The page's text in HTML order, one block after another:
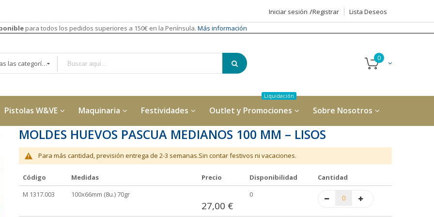
Iniciar sesión Registrar
Lista Deseos
para todos los pedidos superiores a 150€ en la Península. Más información
Todas las categorías
Pistolas W&VE Maquinaria Festividades Outlet y Promociones Sobre Nosotros
MOLDES HUEVOS PASCUA MEDIANOS 100 MM – LISOS
Para más cantidad, previsión entrega de 2-3 semanas.Sin contar festivos ni vacaciones.
Elementos
Código Medidas Precio Disponibilidad
Cantidad
M 1317.003
100x66mm (8u.) 70gr
27,00 €
0